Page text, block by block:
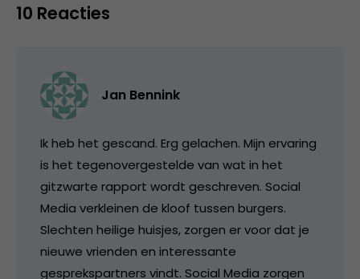
10 Reacties
Jan Bennink
Ik heb het gescand. Erg gelachen. Mijn ervaring
is het tegenovergestelde van wat in het
gitzwarte rapport wordt geschreven. Social
Media verkleinen de kloof tussen burgers.
Slechten heilige huisjes, zorgen er voor dat je
nieuwe vrienden en interessante
gesprekspartners vindt. Social Media zorgen